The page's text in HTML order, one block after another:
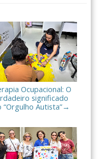
Ocupacional: O
significado
“Orgulho Autista”→